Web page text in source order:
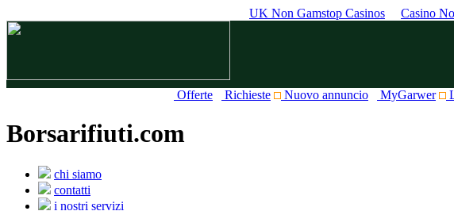
UK Non Gamstop Casinos Casino
Offerte Richieste Nuovo annuncio MyGarwer
Borsarifiuti.com
chi siamo
contatti
i nostri servizi